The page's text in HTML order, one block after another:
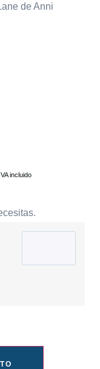
de Anni
IVA incluido